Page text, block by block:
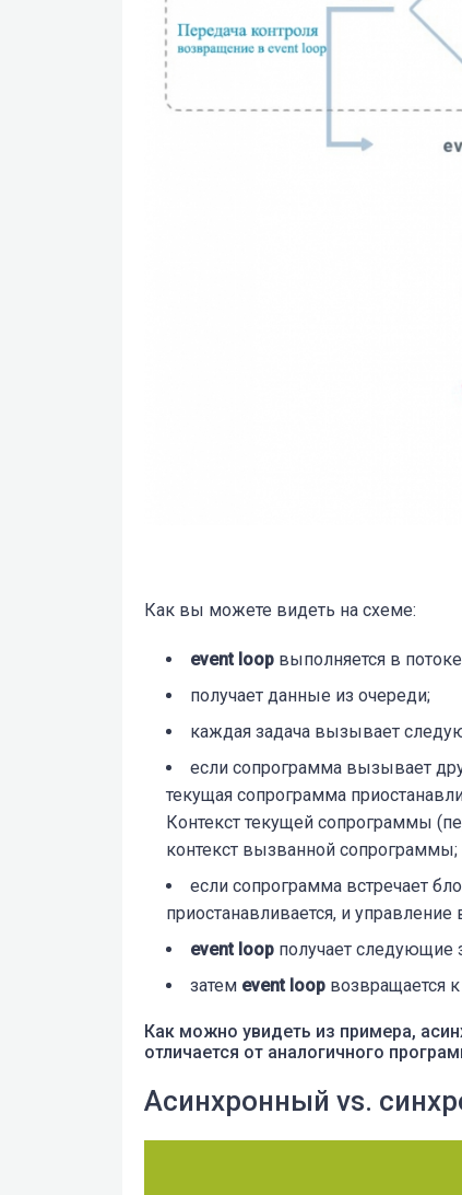
Как вы можете видеть на схеме:
event loop выполняется в
получает данные из очереди;
каждая задача вызывает
если сопрограмма вызывает
текущая сопрограмма
Контекст текущей сопрограммы
контекст вызванной сопрограммы;
если сопрограмма встречает
приостанавливается, и управление
event loop получает следующие
затем event loop возвращается
Как можно увидеть из примера,
отличается от аналогичного
Асинхронный vs.